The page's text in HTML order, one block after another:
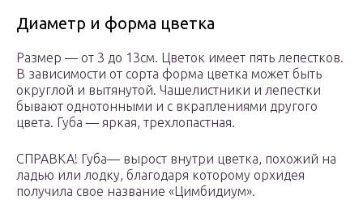
Диаметр и форма цветка
Размер — от 3 до 13см. Цветок имеет пять лепестков.
В зависимости от сорта форма цветка может быть
округлой и вытянутой. Чашелистники и лепестки
бывают однотонными и с вкраплениями другого
цвета. Губа — яркая, трехлопастная.
СПРАВКА! Губа— вырост внутри цветка, похожий на
ладью или лодку, благодаря которому орхидея
получила свое название «Цимбидиум».